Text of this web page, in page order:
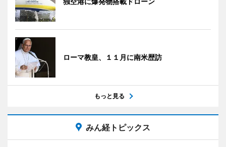
ローマ教皇、１１月に南米歴訪
もっと見る
みん経トピックス